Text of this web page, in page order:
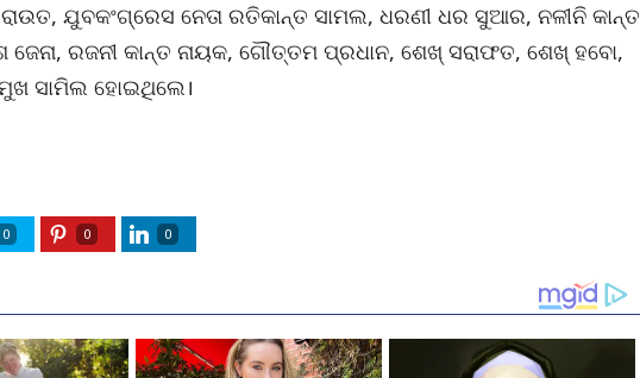
ଯୁବକଂଗ୍ରେସ ନେତା ରତିକାନ୍ତ ସାମଲ, ଧରଣୀ ଧର ସୁଆର, ନଳୀନି କାନ୍ତ
ଜେନା, ରଜନୀ କାନ୍ତ ନାୟକ, ଗୌତ୍ତମ ପ୍ରଧାନ, ଶେଖ୍ ସରାଫତ, ଶେଖ୍ ହବୋ,
ସାମିଲ ହୋଇଥିଲେ।
0 0 0